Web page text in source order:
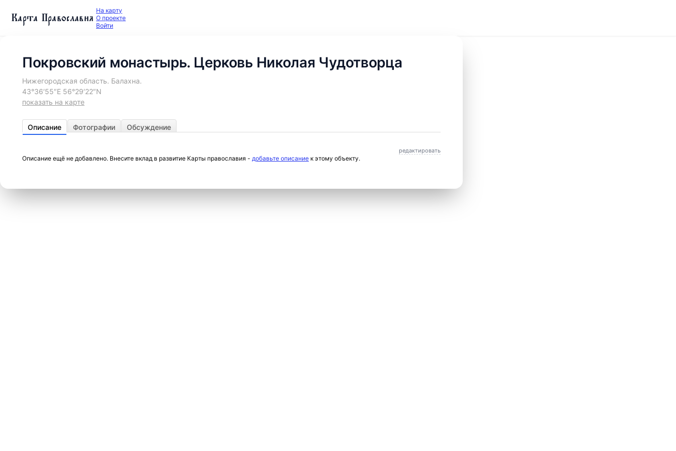
Карта Православия На карту
О проекте
Войти
Покровский монастырь. Церковь Николая Чудотворца
Нижегородская область. Балахна.
43°36′55″E 56°29′22″N
показать на карте
Описание Фотографии Обсуждение
редактировать
Описание ещё не добавлено. Внесите вклад в развитие Карты православия - добавьте описание к этому объекту.